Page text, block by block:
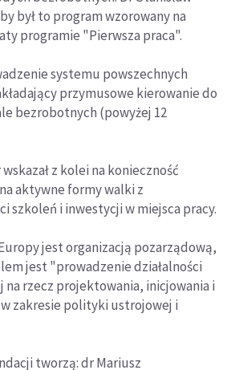
był to program wzorowany na
programie "Pierwsza praca".
systemu powszechnych
przymusowe kierowanie do
bezrobotnych (powyżej 12
z kolei na konieczność
aktywne formy walki z
szkoleń i inwestycji w miejsca pracy.
jest organizacją pozarządową,
jest "prowadzenie działalności
na rzecz projektowania, inicjowania i
zakresie polityki ustrojowej i
tworzą: dr Mariusz